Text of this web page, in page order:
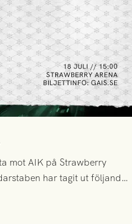
mot AIK på Strawberry
har tagit ut följande